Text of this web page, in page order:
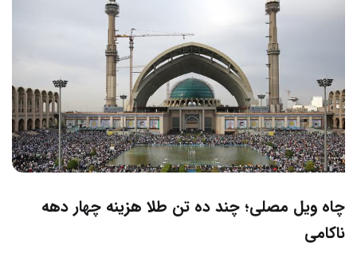
چاه ویل مصلی؛ چند ده تن طلا هزینه چهار دهه
ناکامی